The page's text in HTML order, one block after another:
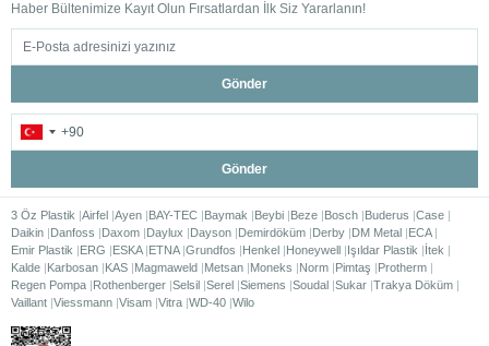
Haber Bültenimize Kayıt Olun Fırsatlardan İlk Siz Yararlanın!
Gönder
Gönder
3 Öz Plastik Airfel Ayen BAY-TEC Baymak Beybi Beze Bosch Buderus Case
Daikin Danfoss Daxom Daylux Dayson Demirdöküm Derby DM Metal ECA
Emir Plastik
ERG ESKA ETNA Grundfos Henkel Honeywell Işıldar Plastik
İtek
Kalde Karbosan KAS Magmaweld Metsan Moneks Norm Pimtaş
Protherm
Regen Pompa Rothenberger Selsil Serel Siemens Soudal Sukar Trakya Döküm
Vaillant Viessmann Visam Vitra WD-40 Wilo